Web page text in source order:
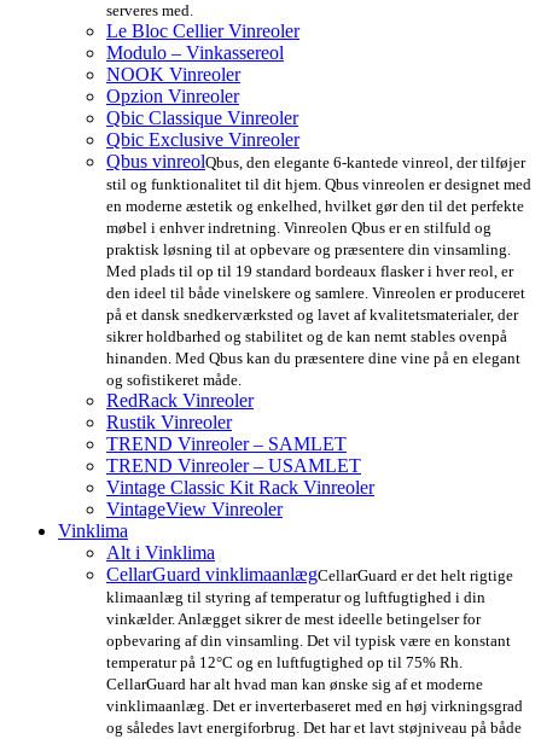
serveres med.
Le Bloc Cellier Vinreoler
Modulo – Vinkassereol
NOOK Vinreoler
Opzion Vinreoler
Qbic Classique Vinreoler
Qbic Exclusive Vinreoler
Qbus vinreolQbus, den elegante 6-kantede vinreol, der tilføjer
stil og funktionalitet til dit hjem. Qbus vinreolen er designet med
en moderne æstetik og enkelhed, hvilket gør den til det perfekte
møbel i enhver indretning. Vinreolen Qbus er en stilfuld og
praktisk løsning til at opbevare og præsentere din vinsamling.
Med plads til op til 19 standard bordeaux flasker i hver reol, er
den ideel til både vinelskere og samlere. Vinreolen er produceret
på et dansk snedkerværksted og lavet af kvalitetsmaterialer, der
sikrer holdbarhed og stabilitet og de kan nemt stables ovenpå
hinanden. Med Qbus kan du præsentere dine vine på en elegant
og sofistikeret måde.
RedRack Vinreoler
Rustik Vinreoler
TREND Vinreoler – SAMLET
TREND Vinreoler – USAMLET
Vintage Classic Kit Rack Vinreoler
VintageView Vinreoler
Vinklima
Alt i Vinklima
CellarGuard vinklimaanlægCellarGuard er det helt rigtige
klimaanlæg til styring af temperatur og luftfugtighed i din
vinkælder. Anlægget sikrer de mest ideelle betingelser for
opbevaring af din vinsamling. Det vil typisk være en konstant
temperatur på 12°C og en luftfugtighed op til 75% Rh.
CellarGuard har alt hvad man kan ønske sig af et moderne
vinklimaanlæg. Det er inverterbaseret med en høj virkningsgrad
og således lavt energiforbrug. Det har et lavt støjniveau på både